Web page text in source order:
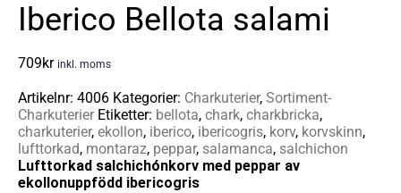
Iberico Bellota salami
709kr inkl. moms
Artikelnr: 4006 Kategorier: Charkuterier, Sortiment-
Charkuterier Etiketter: bellota, chark, charkbricka,
charkuterier, ekollon, iberico, ibericogris, korv, korvskinn,
lufttorkad, montaraz, peppar, salamanca, salchichon
Lufttorkad salchichónkorv med peppar av
ekollonuppfödd ibericogris